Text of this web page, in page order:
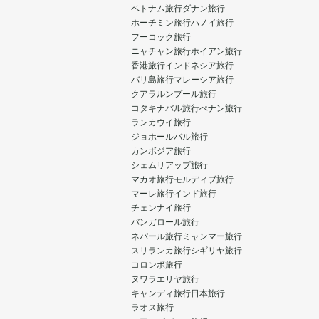
ベトナム旅行ダナン旅行
ホーチミン旅行ハノイ旅行
フーコック旅行
ニャチャン旅行ホイアン旅行
香港旅行インドネシア旅行
バリ島旅行マレーシア旅行
クアラルンプール旅行
コタキナバル旅行ぺナン旅行
ランカウイ旅行
ジョホールバル旅行
カンボジア旅行
シェムリアップ旅行
マカオ旅行モルディブ旅行
マーレ旅行インド旅行
チェンナイ旅行
バンガロール旅行
ネパール旅行 ミャンマー旅行
スリランカ旅行シギリヤ旅行
コロンボ旅行
ヌワラエリヤ旅行
キャンディ旅行日本旅行
ラオス旅行